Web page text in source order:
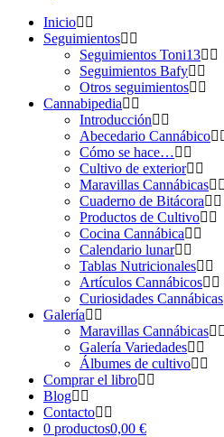
Inicio
Seguimientos
Seguimientos Toni13
Seguimientos Bafy
Otros seguimientos
Cannabipedia
Introducción
Abecedario Cannábico
Cómo se hace…
Cultivo de exterior
Maravillas Cannábicas
Cuaderno de Bitácora
Productos de Cultivo
Cocina Cannábica
Calendario lunar
Tablas Nutricionales
Artículos Cannábicos
Curiosidades Cannábicas
Galería
Maravillas Cannábicas
Galería Variedades
Álbumes de cultivo
Comprar el libro
Blog
Contacto
0 productos0,00 €